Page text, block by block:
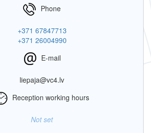
Phone
+371 67847713
+371 26004990
E-mail
liepaja@vc4.lv
Reception working hours
Not set